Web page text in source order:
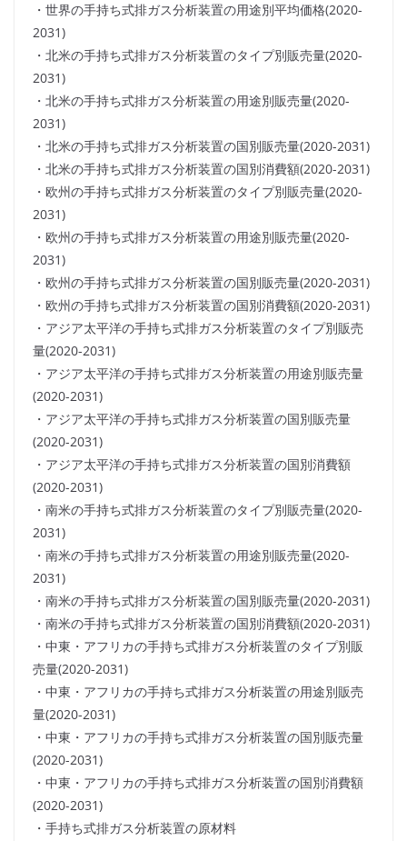
・世界の手持ち式排ガス分析装置の用途別平均価格(2020-
2031)
・北米の手持ち式排ガス分析装置のタイプ別販売量(2020-
2031)
・北米の手持ち式排ガス分析装置の用途別販売量(2020-
2031)
・北米の手持ち式排ガス分析装置の国別販売量(2020-2031)
・北米の手持ち式排ガス分析装置の国別消費額(2020-2031)
・欧州の手持ち式排ガス分析装置のタイプ別販売量(2020-
2031)
・欧州の手持ち式排ガス分析装置の用途別販売量(2020-
2031)
・欧州の手持ち式排ガス分析装置の国別販売量(2020-2031)
・欧州の手持ち式排ガス分析装置の国別消費額(2020-2031)
・アジア太平洋の手持ち式排ガス分析装置のタイプ別販売
量(2020-2031)
・アジア太平洋の手持ち式排ガス分析装置の用途別販売量
(2020-2031)
・アジア太平洋の手持ち式排ガス分析装置の国別販売量
(2020-2031)
・アジア太平洋の手持ち式排ガス分析装置の国別消費額
(2020-2031)
・南米の手持ち式排ガス分析装置のタイプ別販売量(2020-
2031)
・南米の手持ち式排ガス分析装置の用途別販売量(2020-
2031)
・南米の手持ち式排ガス分析装置の国別販売量(2020-2031)
・南米の手持ち式排ガス分析装置の国別消費額(2020-2031)
・中東・アフリカの手持ち式排ガス分析装置のタイプ別販
売量(2020-2031)
・中東・アフリカの手持ち式排ガス分析装置の用途別販売
量(2020-2031)
・中東・アフリカの手持ち式排ガス分析装置の国別販売量
(2020-2031)
・中東・アフリカの手持ち式排ガス分析装置の国別消費額
(2020-2031)
・手持ち式排ガス分析装置の原材料